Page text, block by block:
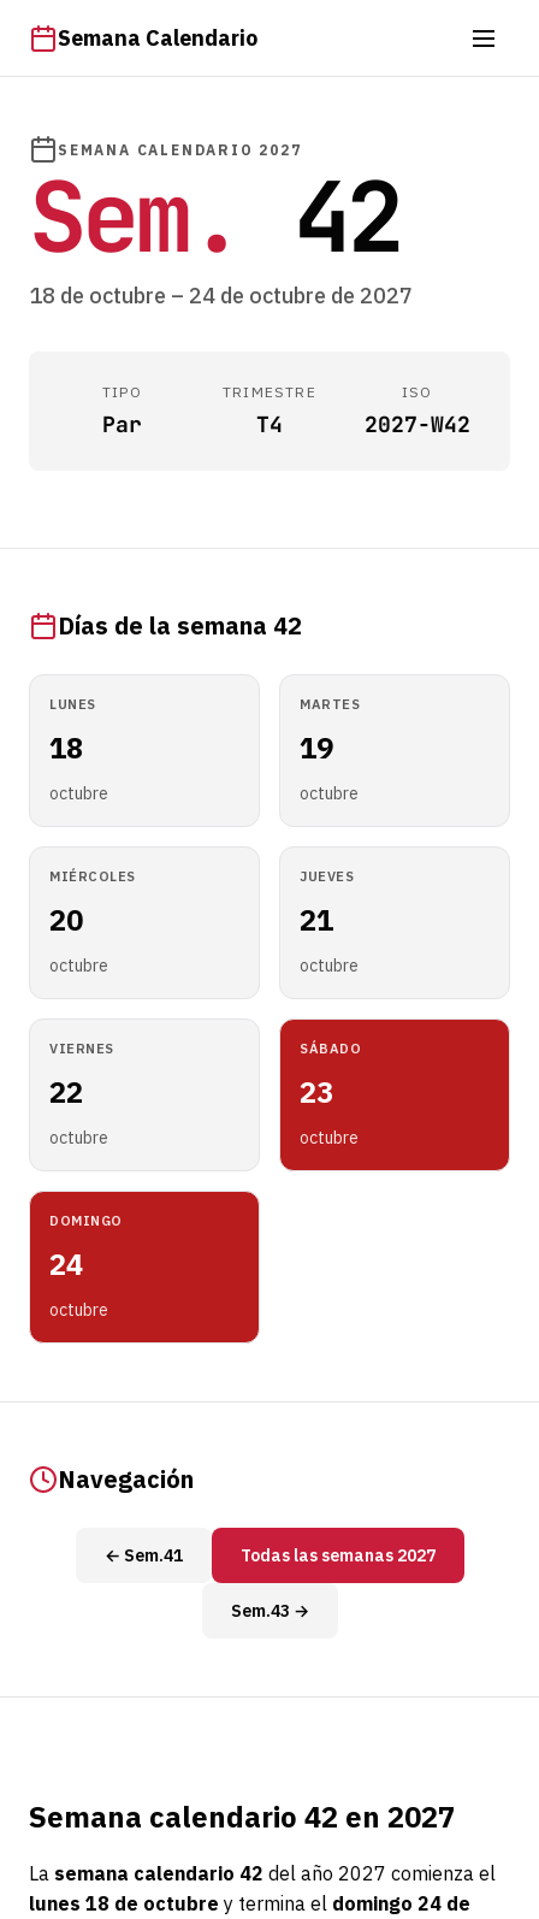
Semana Calendario
SEMANA CALENDARIO 2027
Sem. 42
18 de octubre – 24 de octubre de 2027
TIPO
Par
TRIMESTRE
T4
ISO
2027-W42
Días de la semana 42
LUNES
18
octubre
MARTES
19
octubre
MIÉRCOLES
20
octubre
JUEVES
21
octubre
VIERNES
22
octubre
SÁBADO
23
octubre
DOMINGO
24
octubre
Navegación
← Sem.41 Todas las semanas 2027
Sem.43 →
Semana calendario 42 en 2027
La semana calendario 42 del año 2027 comienza el
lunes 18 de octubre y termina el domingo 24 de